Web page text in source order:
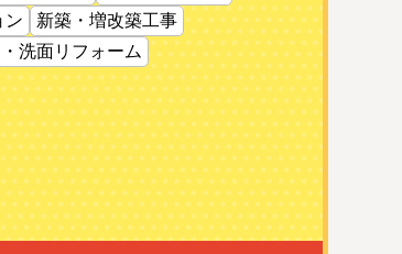
ン
新築・増改築工事
・洗面リフォーム